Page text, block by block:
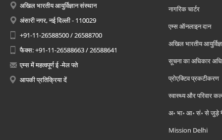
अखिल भारतीय आयुर्विज्ञान संस्थान
अंसारी नगर, नई दिल्ली - 110029
+91-11-26588500 / 26588700
फैक्स: +91-11-26588663 / 26588641
एम्स में महत्वपूर्ण ई -मेल पते
आपकी प्रतिक्रिया दें
नागरिक चार्टर
एम्स ऑनलाइन दान
अखिल भारतीय
सूचना का अधिकार
प्रोएक्टिव प्रकटीकरण
स्वास्थ्य और परिवार
अ॰ भा॰ आ॰ सं॰ से जुड़े
Mission Delhi